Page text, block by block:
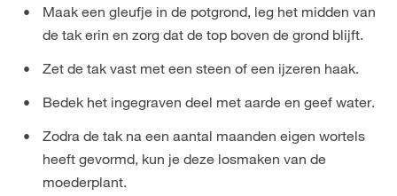
Maak een gleufje in de potgrond, leg het midden van
de tak erin en zorg dat de top boven de grond blijft.
Zet de tak vast met een steen of een ijzeren haak.
Bedek het ingegraven deel met aarde en geef water.
Zodra de tak na een aantal maanden eigen wortels
heeft gevormd, kun je deze losmaken van de
moederplant.